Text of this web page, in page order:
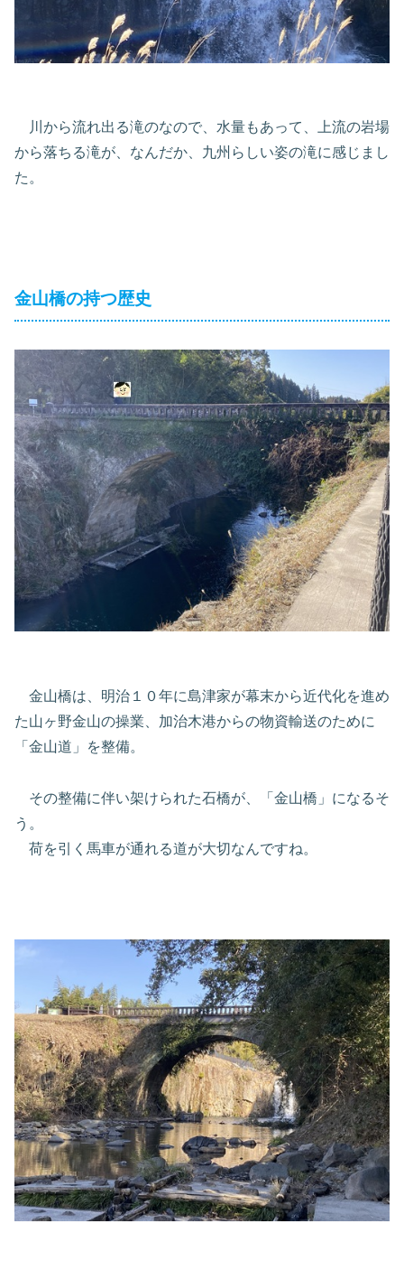
川から流れ出る滝のなので、水量もあって、上流の岩場
から落ちる滝が、なんだか、九州らしい姿の滝に感じまし
た。
金山橋の持つ歴史
金山橋は、明治１０年に島津家が幕末から近代化を進め
た山ヶ野金山の操業、加治木港からの物資輸送のために
「金山道」を整備。
その整備に伴い架けられた石橋が、「金山橋」になるそ
う。
荷を引く馬車が通れる道が大切なんですね。